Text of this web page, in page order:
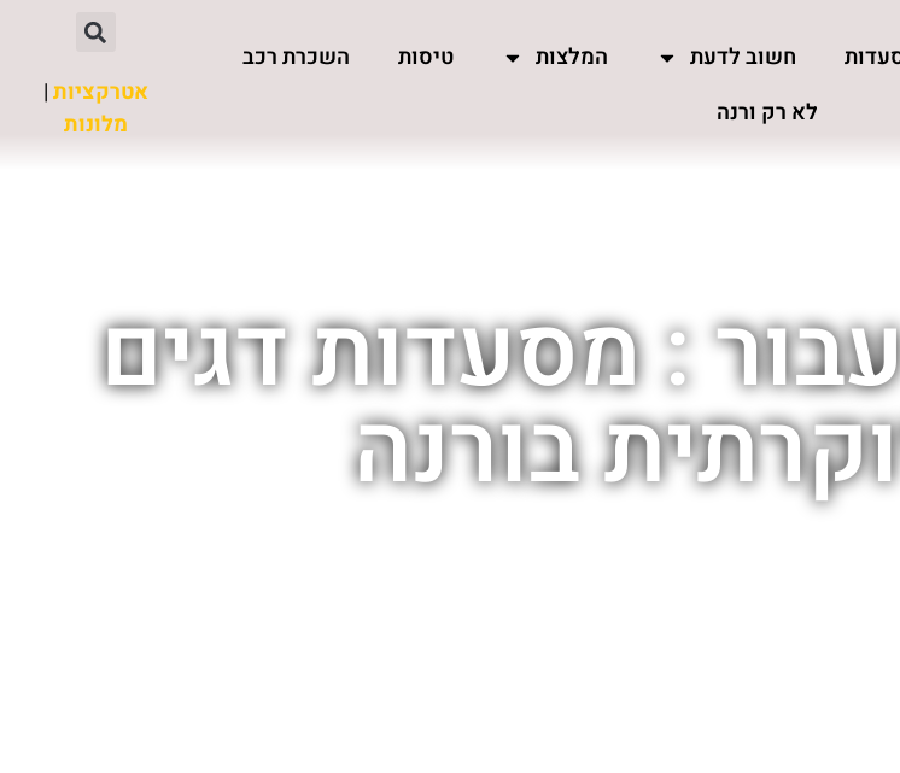
חשוב לדעת המלצות טיסות
השכרת רכב
לא רק ורנה
אטרקציות|
מלונות
: מסעדות דגים
בורנה